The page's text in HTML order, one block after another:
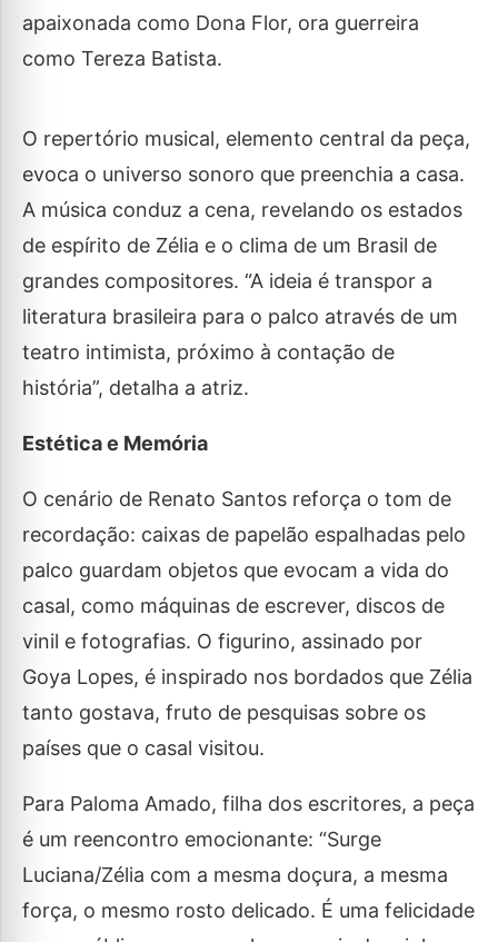
apaixonada como Dona Flor, ora guerreira
como Tereza Batista.
O repertório musical, elemento central da peça,
evoca o universo sonoro que preenchia a casa.
A música conduz a cena, revelando os estados
de espírito de Zélia e o clima de um Brasil de
grandes compositores. “A ideia é transpor a
literatura brasileira para o palco através de um
teatro intimista, próximo à contação de
história”, detalha a atriz.
Estética e Memória
O cenário de Renato Santos reforça o tom de
recordação: caixas de papelão espalhadas pelo
palco guardam objetos que evocam a vida do
casal, como máquinas de escrever, discos de
vinil e fotografias. O figurino, assinado por
Goya Lopes, é inspirado nos bordados que Zélia
tanto gostava, fruto de pesquisas sobre os
países que o casal visitou.
Para Paloma Amado, filha dos escritores, a peça
é um reencontro emocionante: “Surge
Luciana/Zélia com a mesma doçura, a mesma
força, o mesmo rosto delicado. É uma felicidade